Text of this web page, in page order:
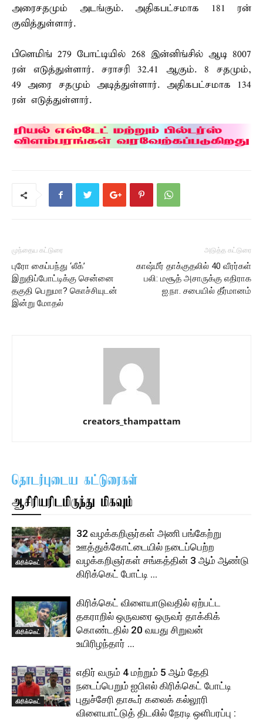
அரைசதமும் அடங்கும். அதிகபட்சமாக 181 ரன்
குவித்துள்ளார்.
பிளெமிங் 279 போட்டியில் 268 இன்னிங்சில் ஆடி 8007
ரன் எடுத்துள்ளார். சராசரி 32.41 ஆகும். 8 சதமும்,
49 அரை சதமும் அடித்துள்ளார். அதிகபட்சமாக 134
ரன் எடுத்துள்ளார்.
முந்தைய கட்டுரை
புரோ கைப்பந்து ‘லீக்’
இறுதிப்போட்டிக்கு சென்னை
தகுதி பெறுமா? கொச்சியுடன்
இன்று மோதல்
அடுத்த கட்டுரை
காஷ்மீர் தாக்குதலில் 40 வீரர்கள்
பலி: மசூத் அசாருக்கு எதிராக
ஐ.நா. சபையில் தீர்மானம்
creators_thampattam
தொடர்புடைய கட்டுரைகள்
ஆசிரியரிடமிருந்து மிகவும்
கிரிக்கெட்
32 வழக்கறிஞர்கள் அணி பங்கேற்று
ஊத்துக்கோட்டையில் நடைப்பெற்ற
வழக்கறிஞர்கள் சங்கத்தின் 3 ஆம் ஆண்டு
கிரிக்கெட் போட்டி …
கிரிக்கெட்
கிரிக்கெட் விளையாடுவதில் ஏற்பட்ட
தகராறில் ஒருவரை ஒருவர் தாக்கிக்
கொண்டதில் 20 வயது சிறுவன்
உயிரிழந்தார் …
கிரிக்கெட்
எதிர் வரும் 4 மற்றும் 5 ஆம் தேதி
நடைப்பெறும் ஐபிஎல் கிரிக்கெட் போட்டி
புதுச்சேரி தாகூர் கலைக் கல்லூரி
விளையாட்டுத் திடலில் நேரடி ஒளிபரப்பு :